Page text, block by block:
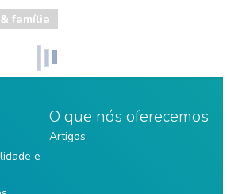
família
e
O que nós oferecemos
Artigos